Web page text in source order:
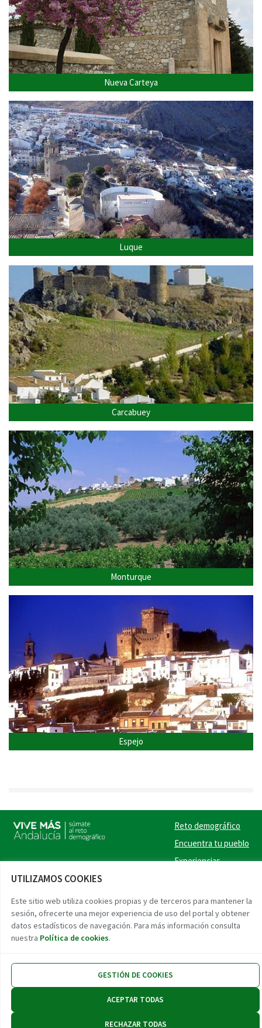
UTILIZAMOS COOKIES
Este sitio web utiliza cookies propias y de terceros para mantener la
sesión, ofrecerte una mejor experiencia de uso del portal y obtener
datos estadísticos de navegación. Para más información consulta
nuestra Política de cookies.
GESTIÓN DE COOKIES
RECHAZAR TODAS
ACEPTAR TODAS
Nueva Carteya
Luque
Carcabuey
Monturque
Espejo
Reto demográfico
Encuentra tu pueblo
Experiencias
Twitter
Facebook
Accesibilidad Aviso legal